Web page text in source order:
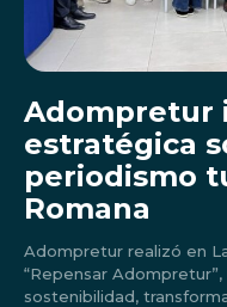
Adompretur
estratégica
periodismo
Romana
Adompretur realizó en
“Repensar
sostenibilidad,